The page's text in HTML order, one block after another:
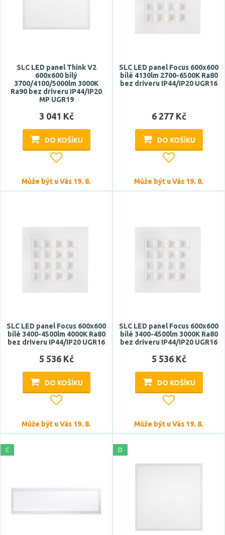
Délka
Montážní otvor
270x1170 mm
595x595 mm
SLC LED panel Think V2
600x600 bílý
3700/4100/5000lm 3000K
Ra90 bez driveru IP44/IP20
MP UGR19
3 041 Kč
DO KOŠÍKU
Může být u Vás 19. 8.
SLC LED panel Focus 600x600
bílé 4130lm 2700-6500K Ra80
bez driveru IP44/IP20 UGR16
6 277 Kč
DO KOŠÍKU
Může být u Vás 19. 8.
SLC LED panel Focus 600x600
bílé 3400-4500lm 4000K Ra80
bez driveru IP44/IP20 UGR16
5 536 Kč
DO KOŠÍKU
Může být u Vás 19. 8.
SLC LED panel Focus 600x600
bílé 3400-4500lm 3000K Ra80
bez driveru IP44/IP20 UGR16
5 536 Kč
DO KOŠÍKU
Může být u Vás 19. 8.
C D